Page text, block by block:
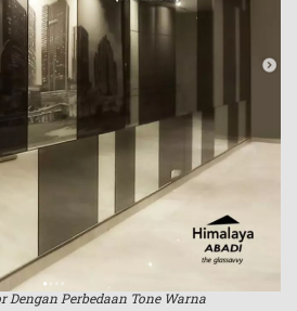
Perbedaan Tone Warna